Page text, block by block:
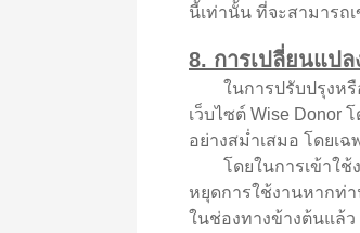
นี้เท่านั้น ที่จะสามารถ
8. การเปลี่ยนแป
ในการปรับปรุงหรือ
เว็บไซต์ Wise Donor
อย่างสม่ำเสมอ โดยเ
โดยในการเข้าใช้ง
หยุดการใช้งานหากท่
ในช่องทางข้างต้นแล้ว